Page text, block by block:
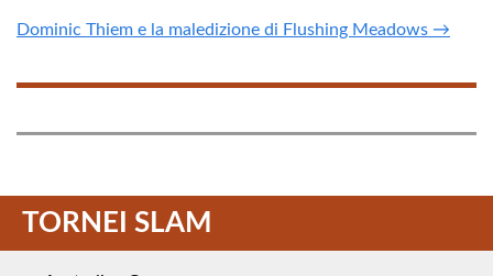
Dominic Thiem e la maledizione di Flushing Meadows →
TORNEI SLAM